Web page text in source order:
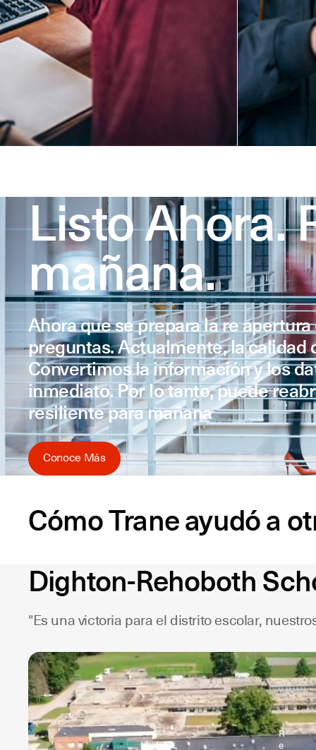
Listo Ahora.
mañana.
Ahora que se prepara la re
preguntas. Actualmente, la
Convertimos la información y los
inmediato. Por lo tanto, puede
resiliente para mañana
Conoce Más
Cómo Trane ayudó a
Dighton-Rehoboth
"Es una victoria para el distrito escolar,
R
e